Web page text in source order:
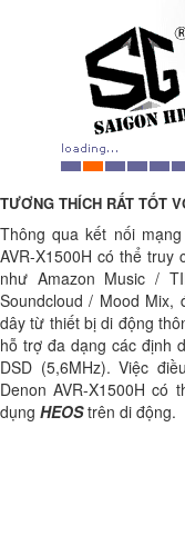
TƯƠNG THÍCH RẤT TỐT
Thông qua kết nối
AVR-X1500H có thể
như Amazon Music /
Soundcloud / Mood Mix,
dây từ thiết bị di động
hỗ trợ đa dạng các định
DSD (5,6MHz). Việc
Denon AVR-X1500H
dụng HEOStrên di động.